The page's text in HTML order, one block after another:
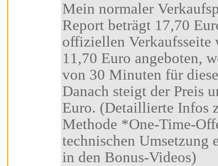
Mein normaler Verkaufspreis für diesen Insider-
Report beträgt 17,70 Euro. Den Besuchern der
offiziellen Verkaufsseite wird ein
11,70 Euro angeboten, wenn
von 30 Minuten für
Danach steigt der Preis
Euro. (Detaillierte Infos zu dieser Marketing-
Methode *One-Time-Offer-Tool* und zur
technischen Umsetzung erhalten Sie in Kursteil 6
in den Bonus-Videos)